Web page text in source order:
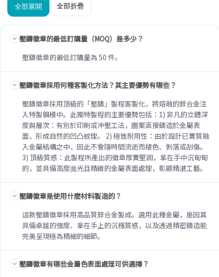
全部展開 全部折疊
壓鑄徽章的最低訂購量（MOQ）是多少？
壓鑄徽章的最低訂購量為 50 件。
壓鑄徽章採用何種客製化方法？其主要優勢有哪些？
壓鑄徽章採用頂級的「壓鑄」製程客製化，將熔融的鋅合金注
入特製鋼模中。此獨特製程的主要優勢包括：1) 非凡的立體深
度與層次：有別於印刷或沖壓工法，圖案直接鑄造於金屬表
面，形成自然的凹凸紋理。 2) 極致耐用性：由於設計已實質融
入金屬結構之中，因此不會隨時間流逝而褪色、剝落或刮傷。
3) 頂級質感：此製程所產出的徽章厚實堅固，拿在手中沉甸甸
的，並具備高度拋光且精緻的金屬表面處理，彰顯精湛工藝。
壓鑄徽章是使用什麼材料製造的？
這款壓鑄徽章採用高品質鋅合金製成。選用此種金屬，是因其
具備卓越的強度、拿在手上的沉穩質感，以及透過精密鑄造能
完美呈現極為精細的細節。
壓鑄徽章有哪些金屬色表面處理可供選擇？